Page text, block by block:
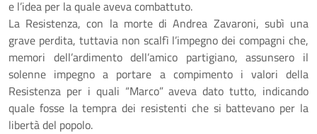
e l’idea per la quale aveva combattuto.
La Resistenza, con la morte di Andrea Zavaroni, subì una
grave perdita, tuttavia non scalfì l’impegno dei compagni che,
memori dell’ardimento dell’amico partigiano, assunsero il
solenne impegno a portare a compimento i valori della
Resistenza per i quali “Marco” aveva dato tutto, indicando
quale fosse la tempra dei resistenti che si battevano per la
libertà del popolo.